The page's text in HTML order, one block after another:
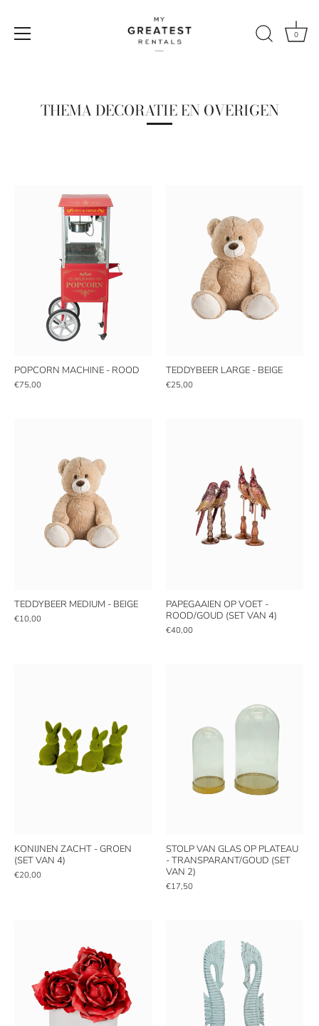
0
THEMA DECORATIE EN OVERIGEN
POPCORN MACHINE - ROOD
€75,00
TEDDYBEER LARGE - BEIGE
€25,00
TEDDYBEER MEDIUM - BEIGE
€10,00
PAPEGAAIEN OP VOET -
ROOD/GOUD (SET VAN 4)
€40,00
KONIJNEN ZACHT - GROEN
(SET VAN 4)
€20,00
STOLP VAN GLAS OP PLATEAU
- TRANSPARANT/GOUD (SET
VAN 2)
€17,50